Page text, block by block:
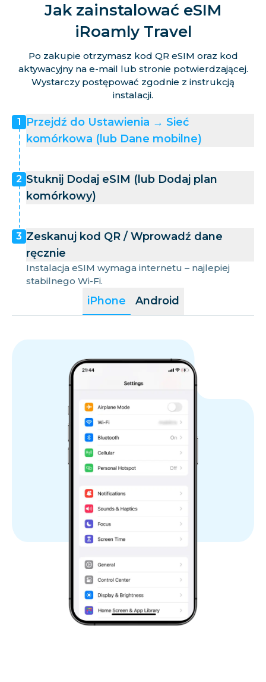
Jak zainstalować eSIM
iRoamly Travel
Po zakupie otrzymasz kod QR eSIM oraz kod
aktywacyjny na e-mail lub stronie potwierdzającej.
Wystarczy postępować zgodnie z instrukcją
instalacji.
iPhone Android
1
Przejdź do Ustawienia → Sieć
komórkowa (lub Dane mobilne)
2 Stuknij Dodaj eSIM (lub Dodaj plan
komórkowy)
3 Zeskanuj kod QR / Wprowadź dane
ręcznie
Instalacja eSIM wymaga internetu – najlepiej
stabilnego Wi-Fi.